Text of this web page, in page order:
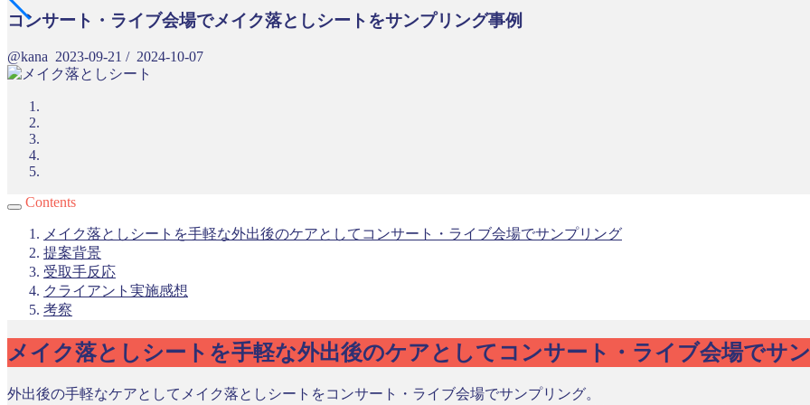
コンサート・ライブ会場でメイク落としシートをサンプリング事例
@kana 2023-09-21 / 2024-10-07
Contents
メイク落としシートを手軽な外出後のケアとしてコンサート・ライブ会場でサンプリング
提案背景
受取手反応
クライアント実施感想
考察
メイク落としシートを手軽な外出後のケアとしてコンサート・ライブ会場でサ
外出後の手軽なケアとしてメイク落としシートをコンサート・ライブ会場でサンプリング。